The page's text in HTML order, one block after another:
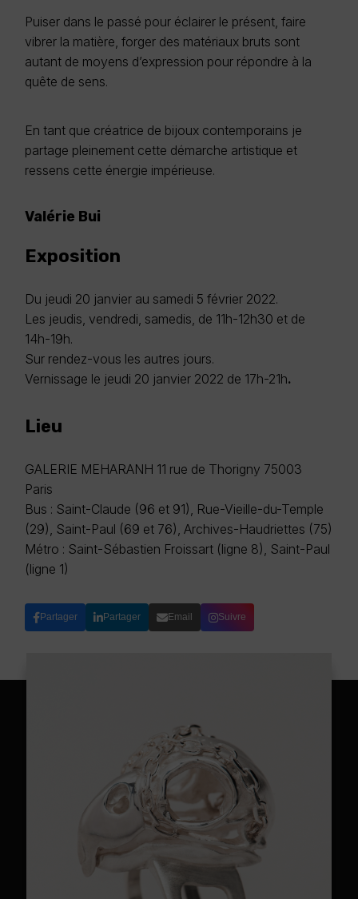
Puiser dans le passé pour éclairer le présent, faire
vibrer la matière, forger des matériaux bruts sont
autant de moyens d’expression pour répondre à la
quête de sens.
En tant que créatrice de bijoux contemporains je
partage pleinement cette démarche artistique et
ressens cette énergie impérieuse.
Valérie Bui
Exposition
Du jeudi 20 janvier au samedi 5 février 2022.
Les jeudis, vendredi, samedis, de 11h-12h30 et de
14h-19h.
Sur rendez-vous les autres jours.
Vernissage le jeudi 20 janvier 2022 de 17h-21h.
Lieu
GALERIE MEHARANH 11 rue de Thorigny 75003
Paris
Bus : Saint-Claude (96 et 91), Rue-Vieille-du-Temple
(29), Saint-Paul (69 et 76), Archives-Haudriettes (75)
Métro : Saint-Sébastien Froissart (ligne 8), Saint-Paul
(ligne 1)
Partager Partager Email Suivre